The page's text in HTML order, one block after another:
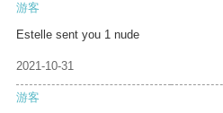
游客
Estelle sent you 1 nude
2021-10-31
游客